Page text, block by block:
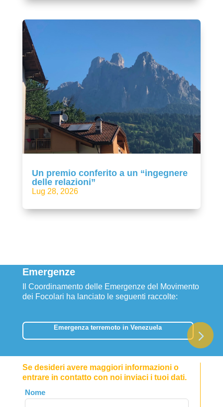
Un premio conferito a un “ingegnere
delle relazioni”
Lug 28, 2026
Emergenze
Il Coordinamento delle Emergenze del Movimento
dei Focolari ha lanciato le seguenti raccolte:
Emergenza terremoto in Venezuela
Se desideri avere maggiori informazioni o
entrare in contatto con noi inviaci i tuoi dati.
Leave
this
Nome